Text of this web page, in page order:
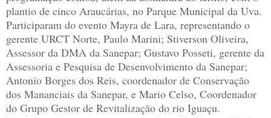
plantio de cinco Araucárias, no Parque Municipal da Uva.
Participaram do evento Mayra de Lara, representando o
gerente URCT Norte, Paulo Marini; Stiverson Oliveira,
Assessor da DMA da Sanepar; Gustavo Posseti, gerente da
Assessoria e Pesquisa de Desenvolvimento da Sanepar;
Antonio Borges dos Reis, coordenador de Conservação
dos Mananciais da Sanepar, e Mario Celso, Coordenador
do Grupo Gestor de Revitalização do rio Iguaçu.